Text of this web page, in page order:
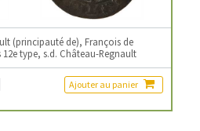
(principauté de), François de
type, s.d. Château-Regnault
Ajouter au panier